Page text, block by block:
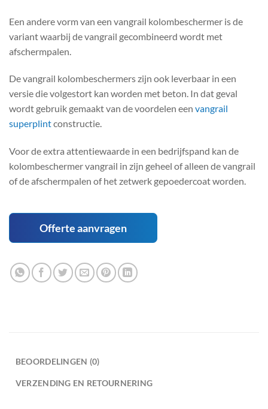
Een andere vorm van een vangrail kolombeschermer is de
variant waarbij de vangrail gecombineerd wordt met
afschermpalen.
De vangrail kolombeschermers zijn ook leverbaar in een
versie die volgestort kan worden met beton. In dat geval
wordt gebruik gemaakt van de voordelen een vangrail
superplintconstructie.
Voor de extra attentiewaarde in een bedrijfspand kan de
kolombeschermer vangrail in zijn geheel of alleen de vangrail
of de afschermpalen of het zetwerk gepoedercoat worden.
Offerte aanvragen
BEOORDELINGEN (0)
VERZENDING EN RETOURNERING